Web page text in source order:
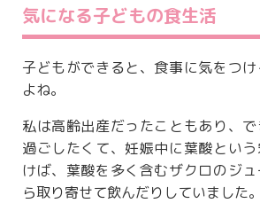
気になる子どもの食生活
子どもができると、食事に気をつ
よね。
私は高齢出産だったこともあり、
過ごしたくて、妊娠中に葉酸とい
けば、葉酸を多く含むザクロのジ
ら取り寄せて飲んだりしていました。